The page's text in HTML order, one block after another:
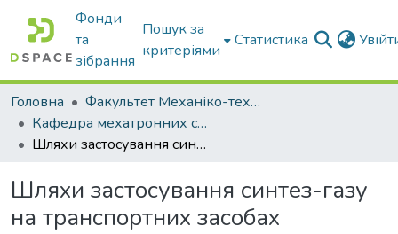
Фонди
та
зібрання
Пошук за
критеріями
Статистика
Головна
Факультет Механіко-технологічний
Кафедра мехатронних систем тракторів та сільскогосподарських машин
Шляхи застосування синтез-газу на транспортних засобах
Шляхи застосування синтез-газу
на транспортних засобах